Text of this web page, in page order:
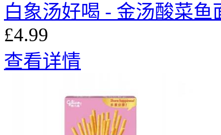
白象汤好喝 - 金汤酸菜鱼
£4.99
查看详情